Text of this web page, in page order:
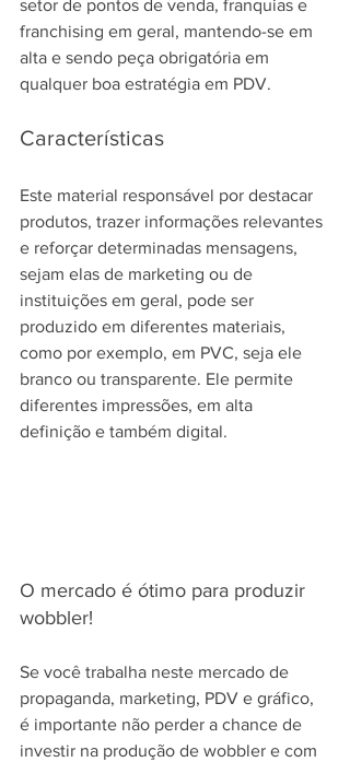
setor de pontos de venda, franquias e
franchising em geral, mantendo-se em
alta e sendo peça obrigatória em
qualquer boa estratégia em PDV.
Características
Este material responsável por destacar
produtos, trazer informações relevantes
e reforçar determinadas mensagens,
sejam elas de marketing ou de
instituições em geral, pode ser
produzido em diferentes materiais,
como por exemplo, em PVC, seja ele
branco ou transparente. Ele permite
diferentes impressões, em alta
definição e também digital.
O mercado é ótimo para produzir
wobbler!
Se você trabalha neste mercado de
propaganda, marketing, PDV e gráfico,
é importante não perder a chance de
investir na produção de wobbler e com